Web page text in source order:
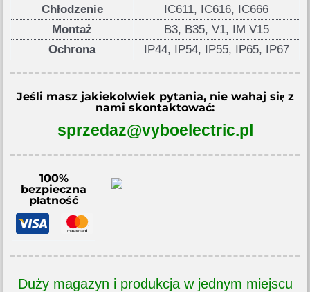
Chłodzenie
IC611, IC616, IC666
Montaż
B3, B35, V1, IM V15
Ochrona
IP44, IP54, IP55, IP65, IP67
Jeśli masz jakiekolwiek pytania, nie wahaj się z
nami skontaktować:
sprzedaz@vyboelectric.pl
100%
bezpieczna
płatność
Duży magazyn i produkcja w jednym miejscu